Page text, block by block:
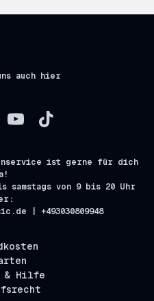
auch hier
ist gerne für dich
samstags von 9 bis 20 Uhr
| +493030809948
& Hilfe